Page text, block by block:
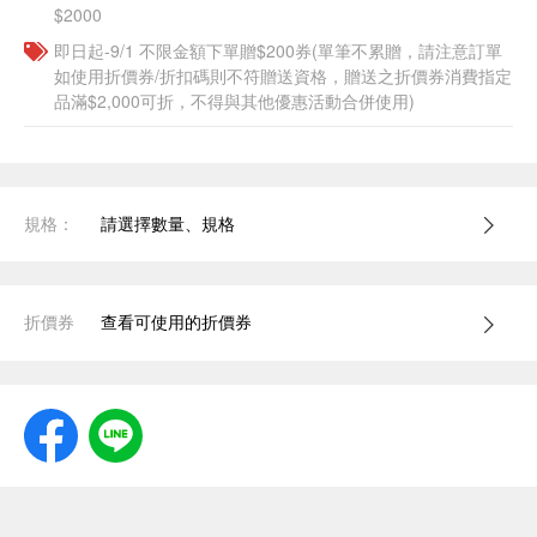
$2000
即日起-9/1 不限金額下單贈$200券(單筆不累贈，請注意訂單
如使用折價券/折扣碼則不符贈送資格，贈送之折價券消費指定
品滿$2,000可折，不得與其他優惠活動合併使用)
規格： 請選擇數量、規格
折價券 查看可使用的折價券